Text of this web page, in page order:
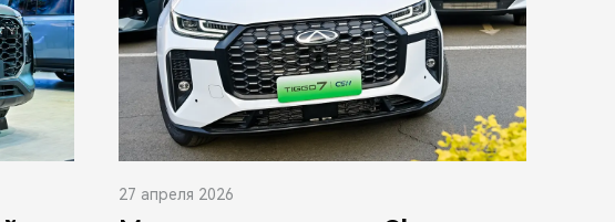
27 апреля 2026